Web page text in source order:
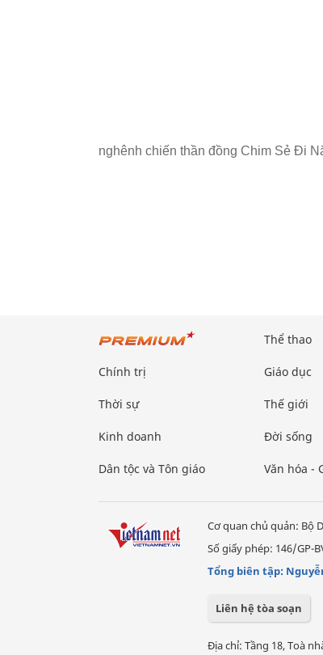
nghênh chiến thần đồng Chim Sẻ Đi
Chính trị
Thời sự
Kinh doanh
Dân tộc và Tôn giáo
Thể thao
Giáo dục
Thế giới
Đời sống
Văn hóa -
Cơ quan chủ quản: Bộ
Số giấy phép: 146/GP-
Tổng biên tập:
Liên hệ tòa soạn
Địa chỉ: Tầng 18, Toà